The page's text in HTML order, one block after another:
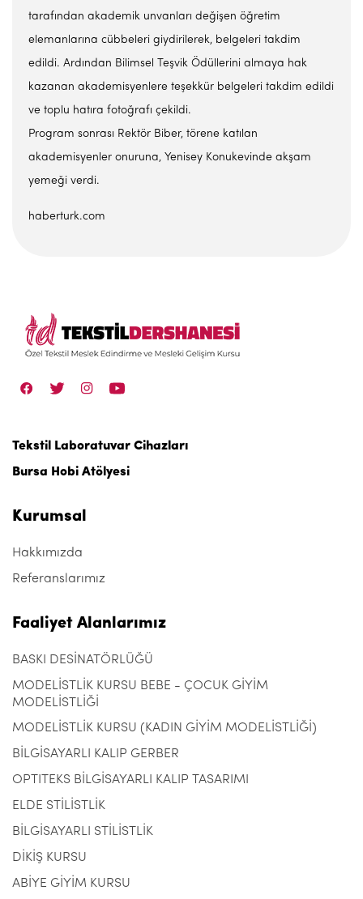
tarafından akademik unvanları değişen öğretim
elemanlarına cübbeleri giydirilerek, belgeleri takdim
edildi. Ardından Bilimsel Teşvik Ödüllerini almaya hak
kazanan akademisyenlere teşekkür belgeleri takdim edildi
ve toplu hatıra fotoğrafı çekildi.
Program sonrası Rektör Biber, törene katılan
akademisyenler onuruna, Yenisey Konukevinde akşam
yemeği verdi.
haberturk.com
Tekstil Laboratuvar Cihazları
Bursa Hobi Atölyesi
Kurumsal
Hakkımızda
Referanslarımız
Faaliyet Alanlarımız
BASKI DESİNATÖRLÜĞÜ
MODELİSTLİK KURSU BEBE - ÇOCUK GİYİM
MODELİSTLİĞİ
MODELİSTLİK KURSU (KADIN GİYİM MODELİSTLİĞİ)
BİLGİSAYARLI KALIP GERBER
OPTITEKS BİLGİSAYARLI KALIP TASARIMI
ELDE STİLİSTLİK
BİLGİSAYARLI STİLİSTLİK
DİKİŞ KURSU
ABİYE GİYİM KURSU